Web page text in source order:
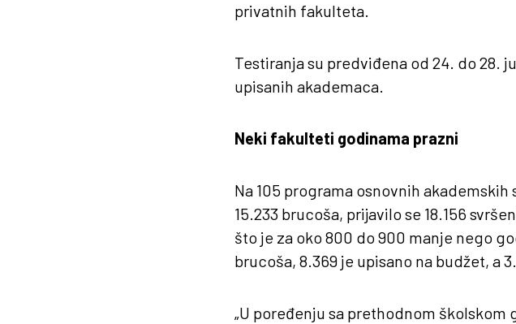
privatnih fakulteta.
Testiranja su predviđena od 24. do 28.
upisanih akademaca.
Neki fakulteti godinama prazni
Na 105 programa osnovnih
15.233 brucoša, prijavilo se 18.156
što je za oko 800 do 900 manje nego
brucoša, 8.369 je upisano na budžet, a
„U poređenju sa prethodnom